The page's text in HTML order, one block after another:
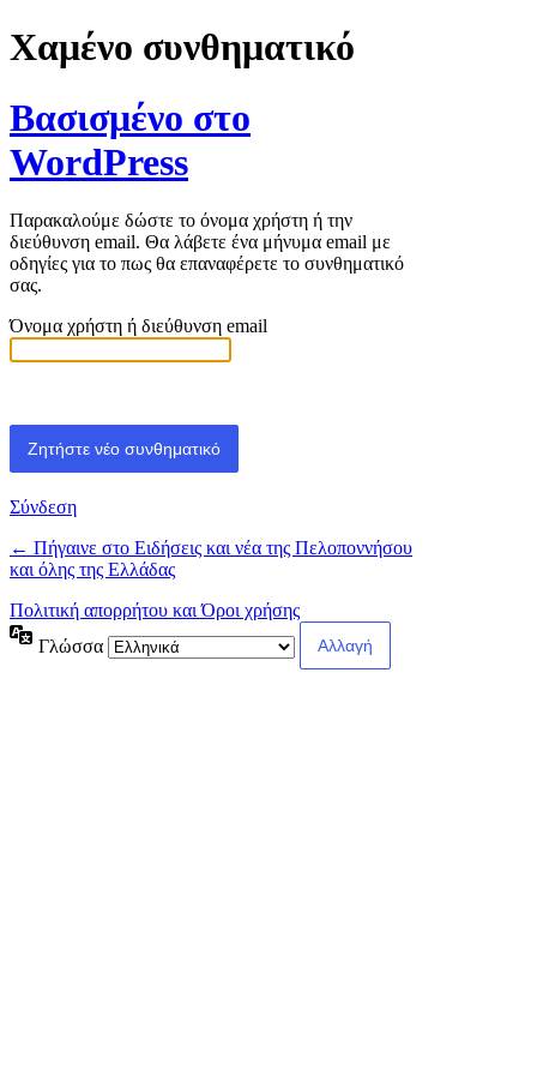
Χαμένο συνθηματικό
Βασισμένο στο
WordPress
Παρακαλούμε δώστε το όνομα χρήστη ή την
διεύθυνση email. Θα λάβετε ένα μήνυμα email με
οδηγίες για το πως θα επαναφέρετε το συνθηματικό
σας.
Όνομα χρήστη ή διεύθυνση email
Σύνδεση
← Πήγαινε στο Ειδήσεις και νέα της Πελοποννήσου
και όλης της Ελλάδας
Πολιτική απορρήτου και Όροι χρήσης
Γλώσσα